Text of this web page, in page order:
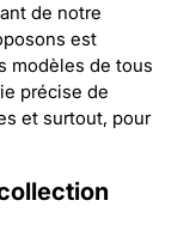
de notre
est
modèles de tous
précise de
et surtout, pour